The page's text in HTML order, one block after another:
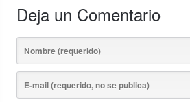
Deja un Comentario